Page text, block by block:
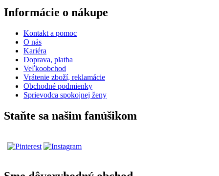
Informácie o nákupe
Kontakt a pomoc
O nás
Kariéra
Doprava, platba
Veľkoobchod
Vrátenie zboží, reklamácie
Obchodné podmienky
Sprievodca spokojnej ženy
Staňte sa našim fanúšikom